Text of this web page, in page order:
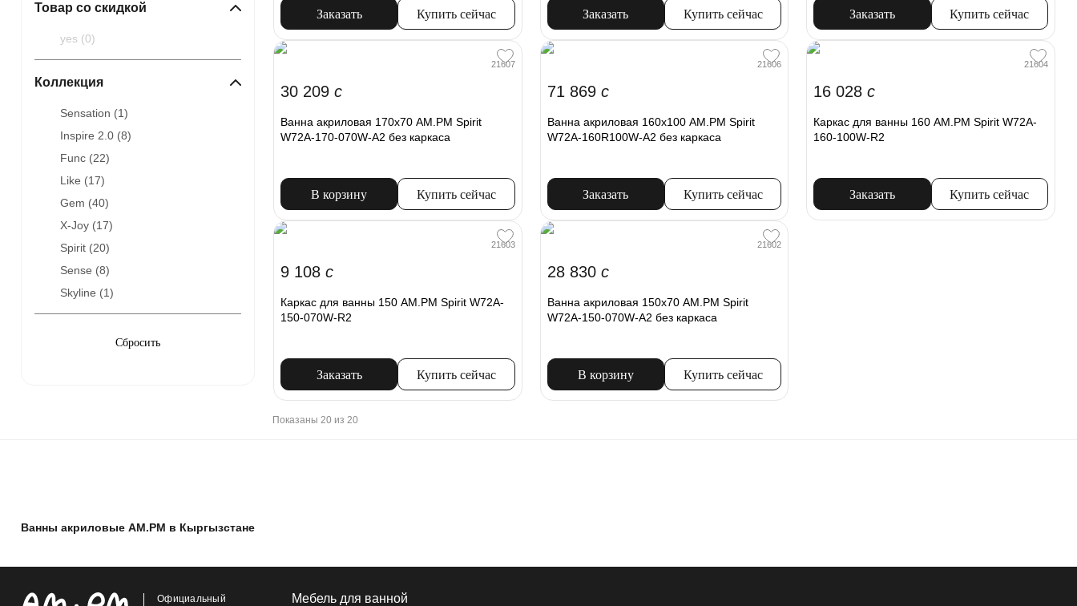
Товар со скидкой
yes (0)
Коллекция
Sensation (1)
Inspire 2.0 (8)
Func (22)
Like (17)
Gem (40)
X-Joy (17)
Spirit (20)
Sense (8)
Skyline (1)
Заказать Купить сейчас Заказать Купить сейчас Заказать Купить сейчас
21607
30 209 c
Ванна акриловая 170x70 AM.PM Spirit
W72A-170-070W-A2 без каркаса
В корзину Купить сейчас
21606
71 869 c
Ванна акриловая 160x100 AM.PM Spirit
W72A-160R100W-A2 без каркаса
Заказать Купить сейчас
21604
16 028c
Каркас для ванны 160 AM.PM Spirit W72A-
160-100W-R2
Заказать Купить сейчас
21603
9 108 c
Каркас для ванны 150 AM.PM Spirit W72A-
150-070W-R2
Заказать Купить сейчас
21602
28 830 c
Ванна акриловая 150x70 AM.PM Spirit
W72A-150-070W-A2 без каркаса
В корзину Купить сейчас
Показаны 20 из 20
Ванны акриловые AM.PM в Кыргызстане
Официальный
Мебель для ванной